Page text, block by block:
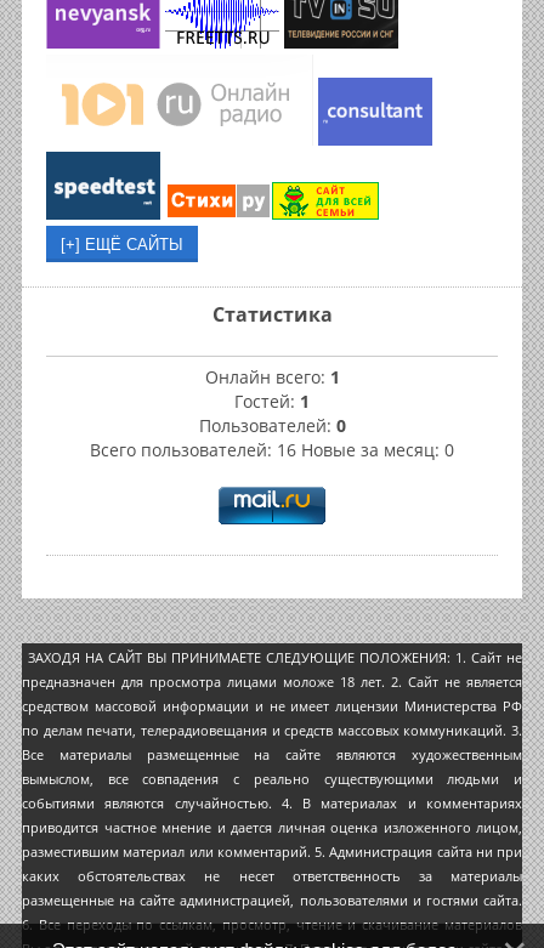
Статистика
Онлайн всего: 1
Гостей: 1
Пользователей: 0
Всего пользователей: 16 Новые за месяц: 0
ЗАХОДЯ НА САЙТ ВЫ ПРИНИМАЕТЕ СЛЕДУЮЩИЕ ПОЛОЖЕНИЯ: 1. Сайт не
предназначен для просмотра лицами моложе 18 лет. 2. Сайт не является
средством массовой информации и не имеет лицензии Министерства РФ
по делам печати, телерадиовещания и средств массовых коммуникаций. 3.
Все материалы размещенные на сайте являются художественным
вымыслом, все совпадения с реально существующими людьми и
событиями являются случайностью. 4. В материалах и комментариях
приводится частное мнение и дается личная оценка изложенного лицом,
разместившим материал или комментарий. 5. Администрация сайта ни при
каких обстоятельствах не несет ответственность за материалы
размещенные на сайте администрацией, пользователями и гостями сайта.
6. Все переходы по ссылкам, просмотр, чтение и скачивание материалов